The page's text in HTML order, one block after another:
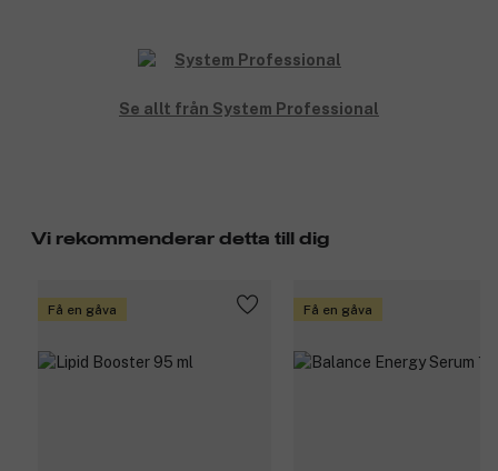
Se allt från System Professional
Vi rekommenderar detta till dig
Få en gåva Få en gåva